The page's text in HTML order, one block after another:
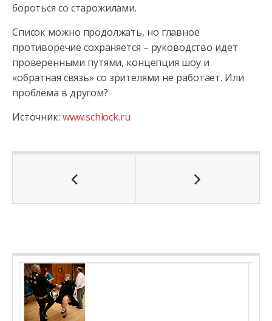
бороться со старожилами.
Список можно продолжать, но главное
противоречие сохраняется – руководство идет
проверенными путями, концепция шоу и
«обратная связь» со зрителями не работает. Или
проблема в другом?
Источник: www.schlock.ru